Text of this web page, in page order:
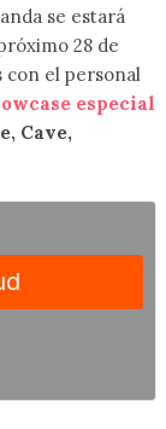
se estará
28 de
con el personal
especial
Cave,